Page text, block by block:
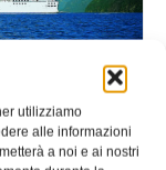
utilizziamo
alle informazioni
a noi e ai nostri
nave